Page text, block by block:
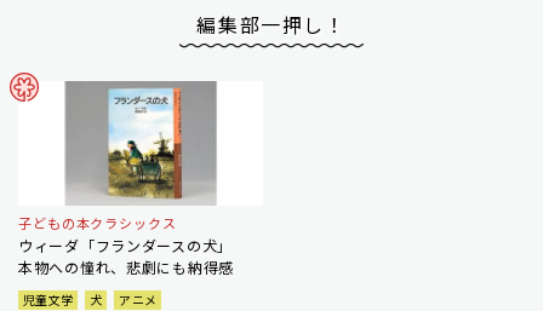
編集部一押し！
子どもの本クラシックス
ウィーダ「フランダースの犬」
本物への憧れ、悲劇にも納得感
児童文学 犬
アニメ